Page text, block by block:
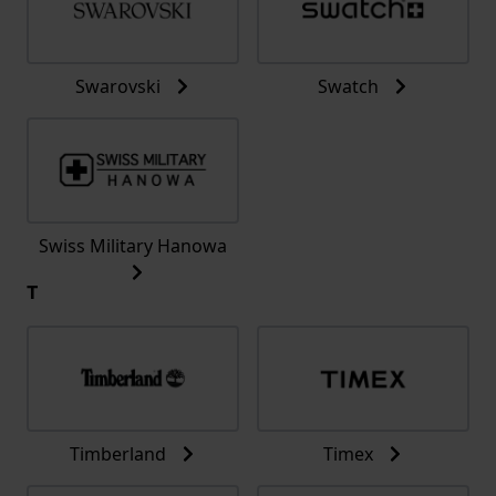
Swarovski Swatch
Swiss Military Hanowa
T
Timberland Timex